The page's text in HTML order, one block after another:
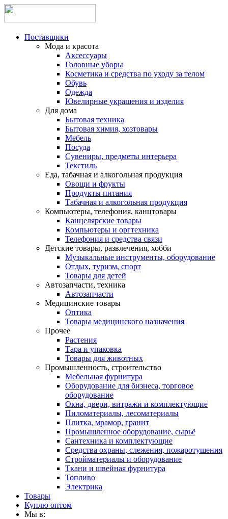
Поставщики
Мода и красота
Аксессуары
Головные уборы
Косметика и средства по уходу за телом
Обувь
Одежда
Ювелирные украшения и изделия
Для дома
Бытовая техника
Бытовая химия, хозтовары
Мебель
Посуда
Сувениры, предметы интерьера
Текстиль
Еда, табачная и алкогольная продукция
Овощи и фрукты
Продукты питания
Табачная и алкогольная продукция
Компьютеры, телефония, канцтовары
Канцелярские товары
Компьютеры и оргтехника
Телефония и средства связи
Детские товары, развлечения, хобби
Музыкальные инструменты, оборудование
Отдых, туризм, спорт
Товары для детей
Автозапчасти, техника
Автозапчасти
Медицинские товары
Оптика
Товары медицинского назначения
Прочее
Растения
Тара и упаковка
Товары для животных
Промышленность, строительство
Мебельная фурнитура
Оборудование для бизнеса, торговое
оборудование
Окна, двери, витражи и комплектующие
Пиломатериалы, лесоматериалы
Плитка, мрамор, гранит
Промышленное оборудование, сырьё
Сантехника и комплектующие
Средства охраны, слежения, пожаротушения
Стройматериалы и оборудование
Ткани и швейная фурнитура
Топливо
Электрика
Товары
Куплю оптом
Мы в: